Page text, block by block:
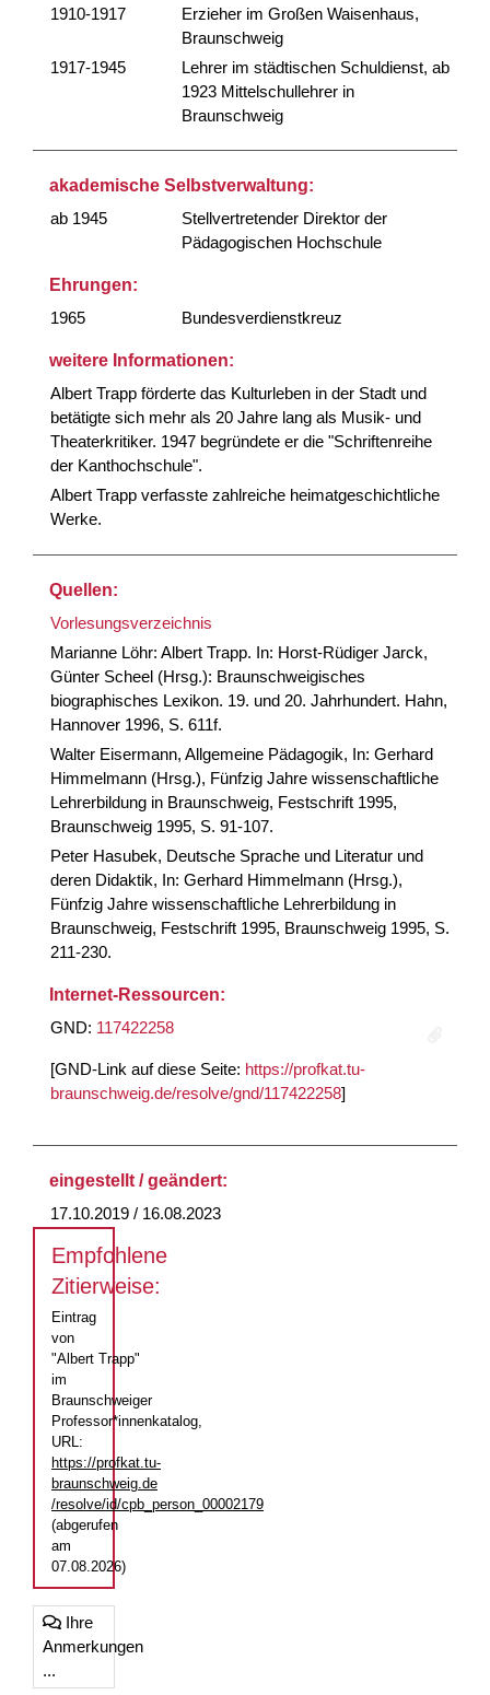
1910-1917
Erzieher im Großen Waisenhaus,
Braunschweig
1917-1945
Lehrer im städtischen Schuldienst, ab
1923 Mittelschullehrer in
Braunschweig
akademische Selbstverwaltung:
ab 1945
Stellvertretender Direktor der
Pädagogischen Hochschule
Ehrungen:
1965
Bundesverdienstkreuz
weitere Informationen:
Albert Trapp förderte das Kulturleben in der Stadt und
betätigte sich mehr als 20 Jahre lang als Musik- und
Theaterkritiker. 1947 begründete er die "Schriftenreihe
der Kanthochschule".
Albert Trapp verfasste zahlreiche heimatgeschichtliche
Werke.
Quellen:
Vorlesungsverzeichnis
Marianne Löhr: Albert Trapp. In: Horst-Rüdiger Jarck,
Günter Scheel (Hrsg.): Braunschweigisches
biographisches Lexikon. 19. und 20. Jahrhundert. Hahn,
Hannover 1996, S. 611f.
Walter Eisermann, Allgemeine Pädagogik, In: Gerhard
Himmelmann (Hrsg.), Fünfzig Jahre wissenschaftliche
Lehrerbildung in Braunschweig, Festschrift 1995,
Braunschweig 1995, S. 91-107.
Peter Hasubek, Deutsche Sprache und Literatur und
deren Didaktik, In: Gerhard Himmelmann (Hrsg.),
Fünfzig Jahre wissenschaftliche Lehrerbildung in
Braunschweig, Festschrift 1995, Braunschweig 1995, S.
211-230.
Internet-Ressourcen:
GND: 117422258
[GND-Link auf diese Seite: https://profkat.tu-
braunschweig.de/resolve/gnd/117422258]
eingestellt / geändert:
17.10.2019 / 16.08.2023
Empfohlene
Zitierweise:
Eintrag
von
"Albert Trapp"
im
Braunschweiger
Professor*innenkatalog,
URL:
https://profkat.tu-
braunschweig.de
/resolve/id/cpb_person_00002179
(abgerufen
am
07.08.2026)
Ihre
Anmerkungen
...